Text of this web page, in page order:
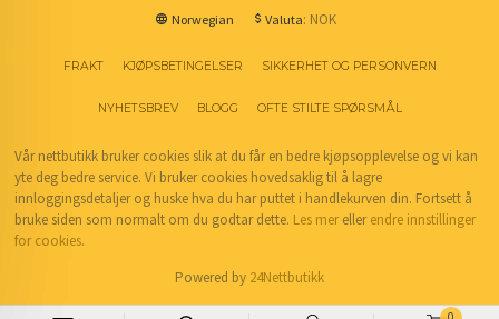
Norwegian Valuta: NOK
FRAKT KJØPSBETINGELSER SIKKERHET OG PERSONVERN
NYHETSBREV BLOGG OFTE STILTE SPØRSMÅL
Vår nettbutikk bruker cookies slik at du får en bedre kjøpsopplevelse og vi kan
yte deg bedre service. Vi bruker cookies hovedsaklig til å lagre
innloggingsdetaljer og huske hva du har puttet i handlekurven din. Fortsett å
bruke siden som normalt om du godtar dette. Les merellerendre innstillinger
for cookies.
Powered by 24Nettbutikk